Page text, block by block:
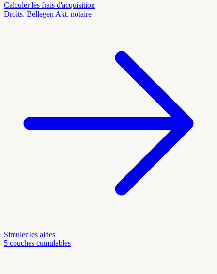
Calculer les frais d'acquisition
Droits, Bëllegen Akt, notaire
Simuler les aides
5 couches cumulables